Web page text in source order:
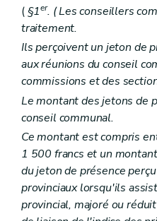
Art. 257
Art. 257
Art. 258
Chapitre IV Des
Art. 259
Art. 260
Chapitre V (Des régies
Art. 261
Art. 262
Art. 263
Art. 263bis
Art. 263ter
Art. 263quater
Art. 263quinquies
Art. 263sexies
Art. 263septies
( §1er. (Les conseillers
traitement.
Ils perçoivent un jeton de
aux réunions du conseil
commissions et des
Le montant des jetons de
conseil communal.
Ce montant est compris
1 500 francs et un
du jeton de présence
provinciaux lorsqu'ils
provincial, majoré ou